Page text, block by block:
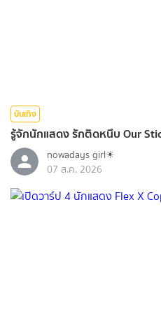
บันเทิง
รู้จักนักแสดง รักติดหนึบ Our
nowadays girl☀︎︎
07 ส.ค. 2026